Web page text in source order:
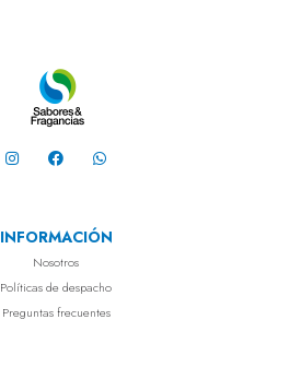
INFORMACIÓN
Nosotros
Políticas de despacho
Preguntas frecuentes